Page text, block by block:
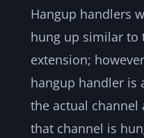
Hangup handlers
hung up similar to
extension;
hangup handler is
the actual channel
that channel is